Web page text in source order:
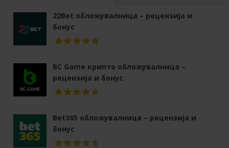
22Bet обложувалница – рецензија и
бонус
BC Game крипто обложувалница –
рецензија и бонус
Bet365 обложувалница – рецензија и
бонус